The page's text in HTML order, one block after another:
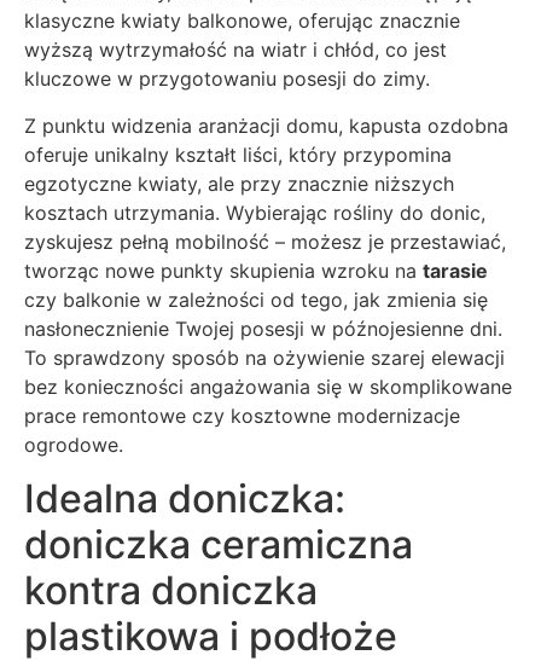
klasyczne kwiaty balkonowe, oferując znacznie
wyższą wytrzymałość na wiatr i chłód, co jest
kluczowe w przygotowaniu posesji do zimy.
Z punktu widzenia aranżacji domu, kapusta ozdobna
oferuje unikalny kształt liści, który przypomina
egzotyczne kwiaty, ale przy znacznie niższych
kosztach utrzymania. Wybierając rośliny do donic,
zyskujesz pełną mobilność – możesz je przestawiać,
tworząc nowe punkty skupienia wzroku na tarasie
czy balkonie w zależności od tego, jak zmienia się
nasłonecznienie Twojej posesji w późnojesienne dni.
To sprawdzony sposób na ożywienie szarej elewacji
bez konieczności angażowania się w skomplikowane
prace remontowe czy kosztowne modernizacje
ogrodowe.
Idealna doniczka:
doniczka ceramiczna
kontra doniczka
plastikowa i podłoże